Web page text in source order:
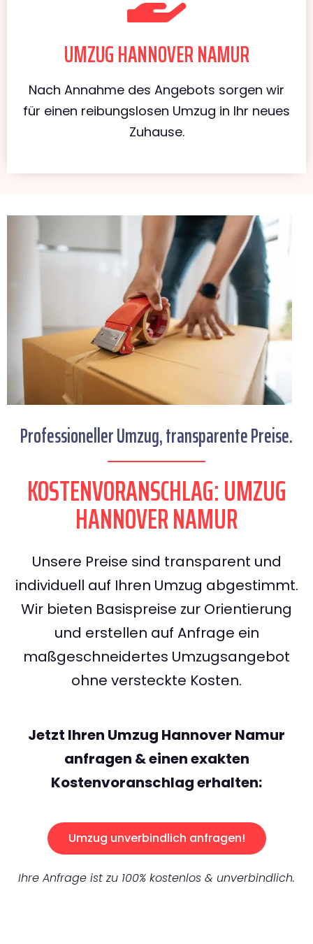
UMZUG HANNOVER NAMUR
Nach Annahme des Angebots sorgen wir
für einen reibungslosen Umzug in Ihr neues
Zuhause.
Professioneller Umzug, transparente Preise.
KOSTENVORANSCHLAG: UMZUG
HANNOVER NAMUR
Unsere Preise sind transparent und
individuell auf Ihren Umzug abgestimmt.
Wir bieten Basispreise zur Orientierung
und erstellen auf Anfrage ein
maßgeschneidertes Umzugsangebot
ohne versteckte Kosten.
Jetzt Ihren Umzug Hannover Namur
anfragen & einen exakten
Kostenvoranschlag erhalten:
Umzug unverbindlich anfragen!
Ihre Anfrage ist zu 100% kostenlos & unverbindlich.